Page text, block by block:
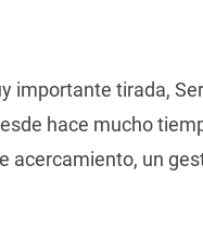
importante tirada,
hace mucho
acercamiento, un